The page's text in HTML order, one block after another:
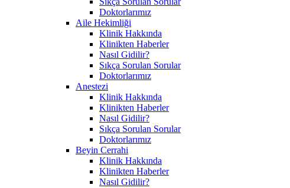
Doktorlarımız
Aile Hekimliği
Klinik Hakkında
Klinikten Haberler
Nasıl Gidilir?
Sıkça Sorulan Sorular
Doktorlarımız
Anestezi
Klinik Hakkında
Klinikten Haberler
Nasıl Gidilir?
Sıkça Sorulan Sorular
Doktorlarımız
Beyin Cerrahi
Klinik Hakkında
Klinikten Haberler
Nasıl Gidilir?